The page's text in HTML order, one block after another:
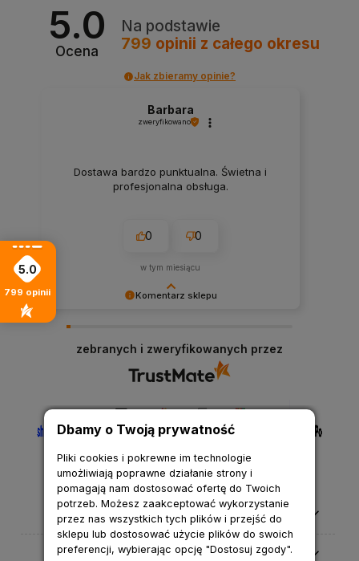
5.0
Ocena
Na podstawie
799 opinii z całego okresu
Jak zbieramy opinie?
Komentarz sklepu
Cieszymy się, że nasza obsługa spełniła Twoje
Barbara
zweryfikowano
Dostawa bardzo punktualna. Świetna i
profesjonalna obsługa.
0 0
w tym miesiącu
zebranych i zweryfikowanych przez
Pomoc
Moje konto
5.0
799 opinii
Dbamy o Twoją prywatność
Pliki cookies i pokrewne im technologie
umożliwiają poprawne działanie strony i
pomagają nam dostosować ofertę do Twoich
potrzeb. Możesz zaakceptować wykorzystanie
przez nas wszystkich tych plików i przejść do
sklepu lub dostosować użycie plików do swoich
preferencji, wybierając opcję "Dostosuj zgody".